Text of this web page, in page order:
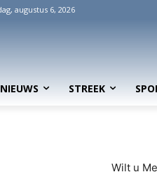
augustus 6, 2026
NIEUWS STREEK
Wilt u